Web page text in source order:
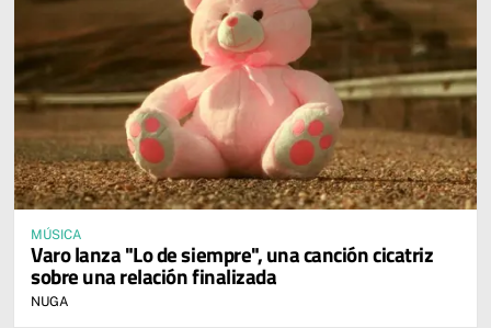
MÚSICA
Varo lanza "Lo de siempre", una canción cicatriz
sobre una relación finalizada
NUGA